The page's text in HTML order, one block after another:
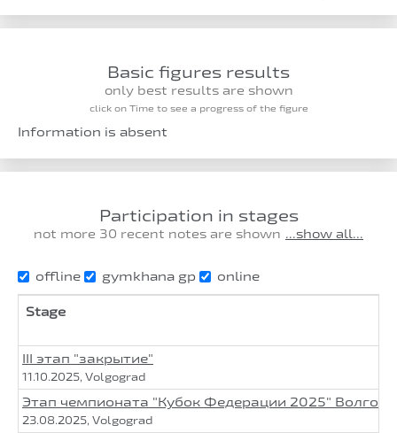
Basic figures results
only best results are shown
click on Time to see a progress of the figure
Information is absent
Participation in stages
not more 30 recent notes are shown ...show all...
offline gymkhana gp online
Stage
III этап "закрытие"
11.10.2025, Volgograd
Этап чемпионата "Кубок Федерации 2025"
23.08.2025, Volgograd